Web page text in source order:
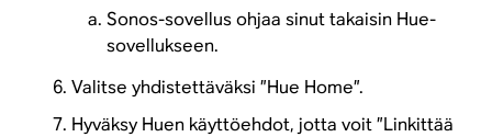
Sonos-sovellus ohjaa sinut takaisin Hue-
sovellukseen.
Valitse yhdistettäväksi ”Hue Home”.
Hyväksy Huen käyttöehdot, jotta voit ”Linkittää